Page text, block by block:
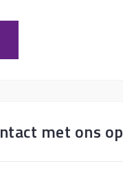
met ons op